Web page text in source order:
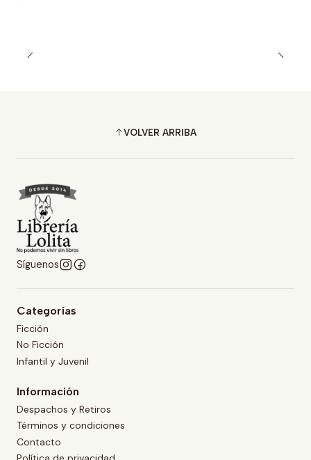
VOLVER ARRIBA
Síguenos
Categorías
Ficción
No Ficción
Infantil y Juvenil
Información
Despachos y Retiros
Términos y condiciones
Contacto